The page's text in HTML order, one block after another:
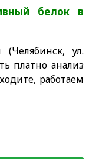
белок в
ул.
платно анализ
работаем